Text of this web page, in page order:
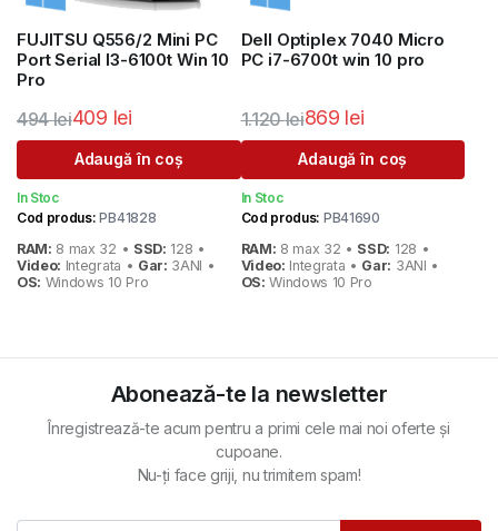
FUJITSU Q556/2 Mini PC
Port Serial I3-6100t Win 10
Pro
494lei
Prețul
inițial
a
494 lei.
409 lei
Prețul
curent
este:
Adaugă în coș
In Stoc
Cod produs: PB41828
RAM: 8 max 32 • SSD: 128 •
Video: Integrata • Gar: 3ANI •
OS: Windows 10 Pro
Dell Optiplex 7040 Micro
PC i7-6700t win 10 pro
1.120lei
Prețul
inițial
a
1.120 lei.
869 lei
Prețul
curent
este:
Adaugă în coș
In Stoc
Cod produs: PB41690
RAM: 8 max 32 • SSD: 128 •
Video: Integrata • Gar: 3ANI •
OS: Windows 10 Pro
Abonează-te la newsletter
Înregistrează-te acum pentru a primi cele mai noi oferte și
cupoane.
Nu-ți face griji, nu trimitem spam!